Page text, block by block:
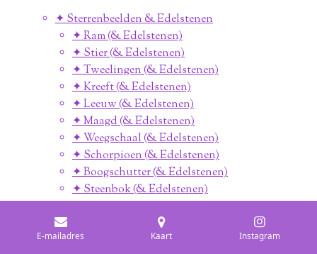
✦ Sterrenbeelden & Edelstenen
✦ Ram (& Edelstenen)
✦ Stier (& Edelstenen)
✦ Tweelingen (& Edelstenen)
✦ Kreeft (& Edelstenen)
✦ Leeuw (& Edelstenen)
✦ Maagd (& Edelstenen)
✦ Weegschaal (& Edelstenen)
✦ Schorpioen (& Edelstenen)
✦ Boogschutter (& Edelstenen)
✦ Steenbok (& Edelstenen)
✦ Vissen (& Edelstenen)
E-mailadres Kaart Instagram